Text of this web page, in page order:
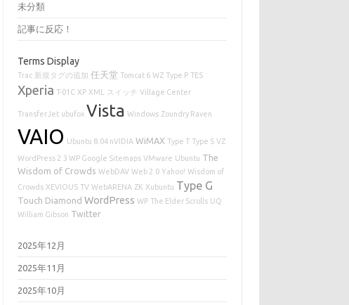
未分類
記事に反応！
Terms Display
Trac 新規タグの追加 任天堂 Tomcat 6 WZ Type P TES
Xperia T-01C XP XML スイッチ Village Center
TransferJet ubufox Vista Windows Zoundry Raven
VAIO Ubuntu 8.04 nVIDIA WiMAX Type T Type S VZ
WordPress 2.3 WP Google Sitemaps VMware Ubuntu The
Wisdom of Crowds WebDAV Web 2.0 Yahoo! Wisdom of
Crowds XEVIOUS TV WebARENA ZK Xubuntu Type G
Touch Diamond WordPress WP The Elder Scrolls UQ
William Gibson Twitter
2025年12月
2025年11月
2025年10月